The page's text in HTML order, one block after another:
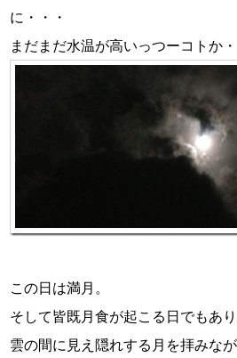
に・・・
まだまだ水温が高いっつーコトか・
この日は満月。
そして皆既月食が起こる日でもあり
雲の間に見え隠れする月を拝みなが